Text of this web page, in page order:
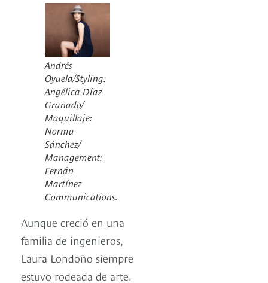
Andrés
Oyuela/Styling:
Angélica Díaz
Granado/
Maquillaje:
Norma
Sánchez/
Management:
Fernán
Martínez
Communications.
Aunque creció en una
familia de ingenieros,
Laura Londoño siempre
estuvo rodeada de arte.